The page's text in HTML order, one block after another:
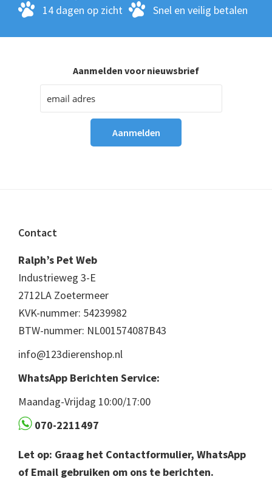
14 dagen op zicht
Snel en veilig betalen
Aanmelden voor nieuwsbrief
Footer
Contact
Ralph’s Pet Web
Industrieweg 3-E
2712LA Zoetermeer
KVK-nummer: 54239982
BTW-nummer: NL001574087B43
info@123dierenshop.nl
WhatsApp Berichten Service:
Maandag-Vrijdag 10:00/17:00
070-2211497
Let op: Graag het Contactformulier, WhatsApp
of Email gebruiken om ons te berichten.